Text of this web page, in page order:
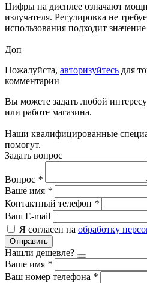
Цифры на дисплее означают
излучателя. Регулировка не
использования подходит
Доп
Пожалуйста, авторизуйтесь для
комментарии
Вы можете задать любой
или работе магазина.
Наши квалифицированные
помогут.
Задать вопрос
Вопрос *
Ваше имя *
Контактный телефон *
Ваш E-mail
Я согласен на обработку
Отправить
Нашли дешевле?
Ваше имя *
Ваш номер телефона *